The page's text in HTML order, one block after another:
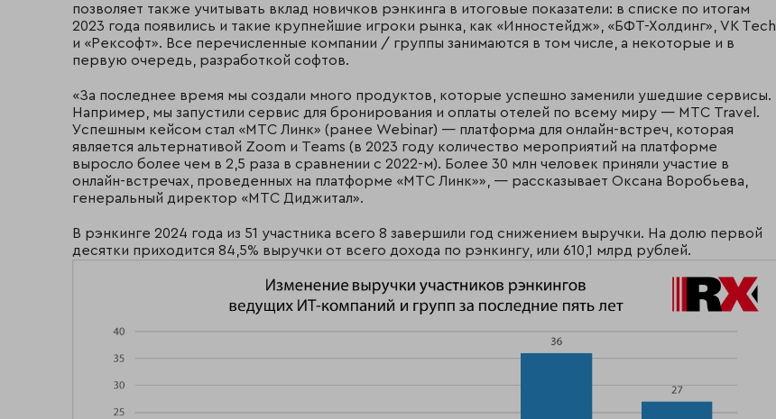
позволяет также учитывать вклад новичков рэнкинга в итоговые показатели: в списке по итогам
2023 года появились и такие крупнейшие игроки рынка, как «Инностейдж», «БФТ-Холдинг», VK Tech
и «Рексофт». Все перечисленные компании / группы занимаются в том числе, а некоторые и в
первую очередь, разработкой софтов.
«За последнее время мы создали много продуктов, которые успешно заменили ушедшие сервисы.
Например, мы запустили сервис для бронирования и оплаты отелей по всему миру — МТС Travel.
Успешным кейсом стал «МТС Линк» (ранее Webinar) — платформа для онлайн-встреч, которая
является альтернативой Zoom и Teams (в 2023 году количество мероприятий на платформе
выросло более чем в 2,5 раза в сравнении с 2022-м). Более 30 млн человек приняли участие в
онлайн-встречах, проведенных на платформе «МТС Линк»», — рассказывает Оксана Воробьева,
генеральный директор «МТС Диджитал».
В рэнкинге 2024 года из 51 участника всего 8 завершили год снижением выручки. На долю первой
десятки приходится 84,5% выручки от всего дохода по рэнкингу, или 610,1 млрд рублей.